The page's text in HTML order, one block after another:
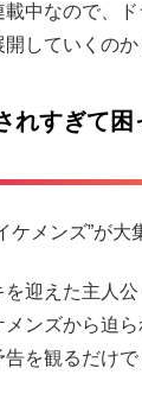
中なので、
していくのか
れすぎて
ケメンズ”が
を迎えた主人
メンズから迫
を観るだけ